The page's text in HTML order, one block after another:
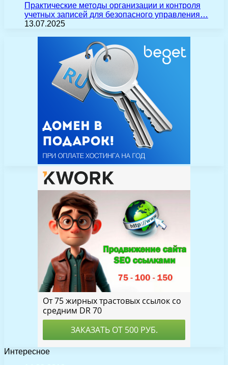
Практические методы организации и контроля
учетных записей для безопасного управления…
13.07.2025
Интересное